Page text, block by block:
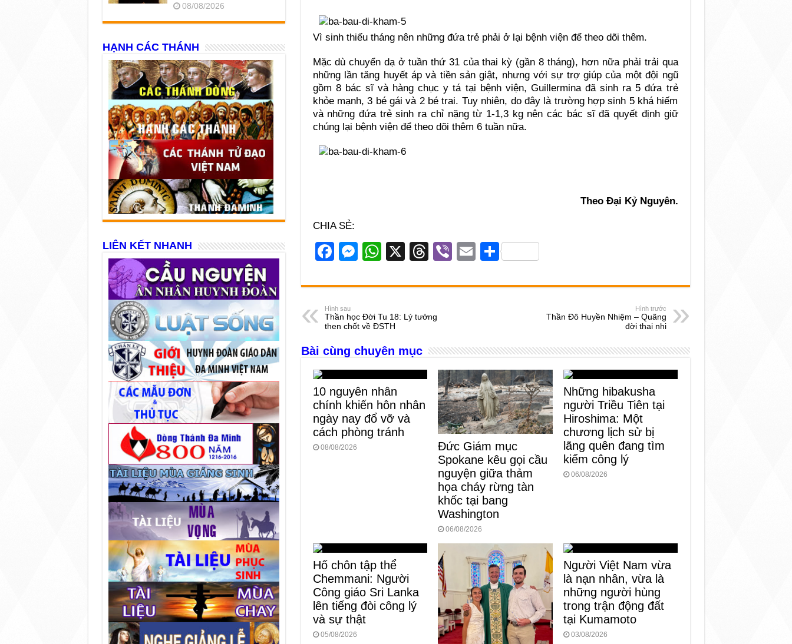
Vì sinh thiếu tháng nên những đứa trẻ phải ở lại bệnh viện để theo dõi thêm.
Mặc dù chuyển dạ ở tuần thứ 31 của thai kỳ (gần 8 tháng), hơn nữa phải trải qua
những lần tăng huyết áp và tiền sản giật, nhưng với sự trợ giúp của một đội ngũ
gồm 8 bác sĩ và hàng chục y tá tại bệnh viện, Guillermina đã sinh ra 5 đứa trẻ
khỏe mạnh, 3 bé gái và 2 bé trai. Tuy nhiên, do đây là trường hợp sinh 5 khá hiếm
và những đứa trẻ sinh ra chỉ nặng từ 1-1,3 kg nên các bác sĩ đã quyết định giữ
chúng lại bệnh viện để theo dõi thêm 6 tuần nữa.
Theo Đại Kỷ Nguyên.
CHIA SẺ:
F
c
e
b
o
o
k
M
ss
n
g
er
W
at
A
p
p
X
T
e
d
s
Vi
er
E
ail
S
ar
Hình sau
Thần học Đời Tu 18: Lý tưởng
then chốt về ĐSTH
Hình trước
Thần Đô Huyền Nhiệm – Quãng
đời thai nhi
Bài cùng chuyên mục
10 nguyên nhân
chính khiến hôn nhân
ngày nay đổ vỡ và
cách phòng tránh
08/08/2026
Đức Giám mục
Spokane kêu gọi cầu
nguyện giữa thảm
họa cháy rừng tàn
khốc tại bang
Washington
06/08/2026
Những hibakusha
người Triều Tiên tại
Hiroshima: Một
chương lịch sử bị
lãng quên đang tìm
kiếm công lý
06/08/2026
Hố chôn tập thể
Chemmani: Người
Công giáo Sri Lanka
lên tiếng đòi công lý
và sự thật
05/08/2026
Người Việt Nam vừa
là nạn nhân, vừa là
những người hùng
trong trận động đất
tại Kumamoto
03/08/2026
08/08/2026
HẠNH CÁC THÁNH
LIÊN KẾT NHANH